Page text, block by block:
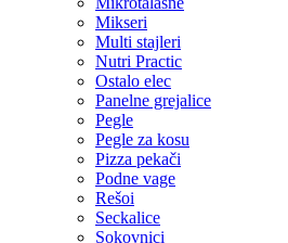
Mikseri
Multi stajleri
Nutri Practic
Ostalo elec
Panelne grejalice
Pegle
Pegle za kosu
Pizza pekači
Podne vage
Rešoi
Seckalice
Sokovnici